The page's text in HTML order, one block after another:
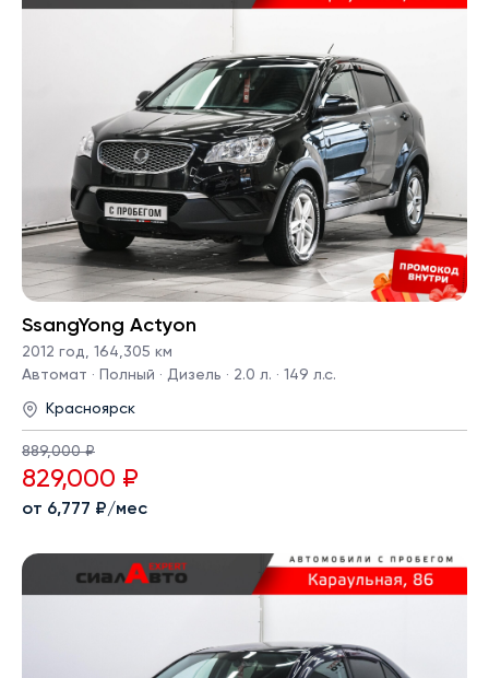
SsangYong Actyon
2012 год, 164,305 км
Автомат · Полный · Дизель · 2.0 л. · 149 л.с.
Красноярск
889,000 ₽
829,000 ₽
от 6,777 ₽/мес